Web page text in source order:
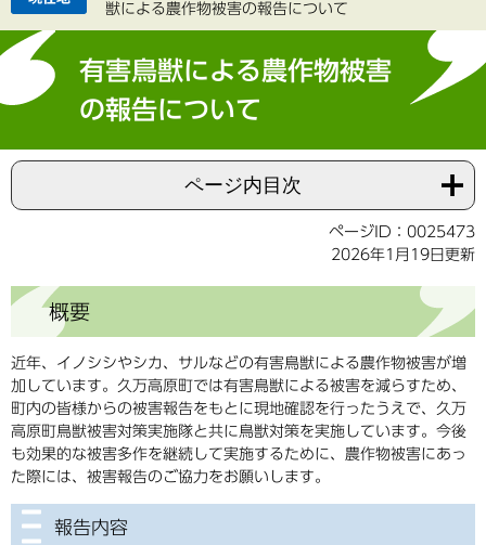
獣による農作物被害の報告について
有害鳥獣による農作物被害
の報告について
ページ内目次
ページID：0025473
2026年1月19日更新
概要
近年、イノシシやシカ、サルなどの有害鳥獣による農作物被害が増
加しています。久万高原町では有害鳥獣による被害を減らすため、
町内の皆様からの被害報告をもとに現地確認を行ったうえで、久万
高原町鳥獣被害対策実施隊と共に鳥獣対策を実施しています。今後
も効果的な被害多作を継続して実施するために、農作物被害にあっ
た際には、被害報告のご協力をお願いします。
報告内容